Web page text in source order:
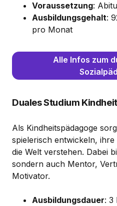
Voraussetzung:
Ausbildungsgehalt:
pro Monat
Alle Infos zum
Duales Studium
Als Kindheitspädagoge
spielerisch entwickeln,
die Welt verstehen. Dabei
sondern auch Mentor,
Motivator.
Ausbildungsdauer: 3